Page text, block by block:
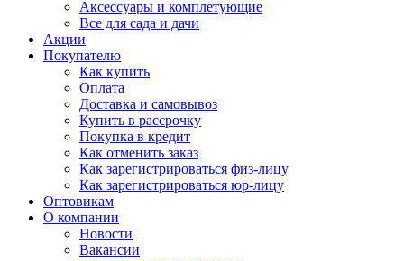
Аксессуары и комплетующие
Все для сада и дачи
Акции
Покупателю
Как купить
Оплата
Доставка и самовывоз
Купить в рассрочку
Покупка в кредит
Как отменить заказ
Как зарегистрироваться физ-лицу
Как зарегистрироваться юр-лицу
Оптовикам
О компании
Новости
Вакансии